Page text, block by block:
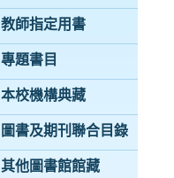
教師指定用書
專題書目
本校機構典藏
圖書及期刊聯合目錄
其他圖書館館藏